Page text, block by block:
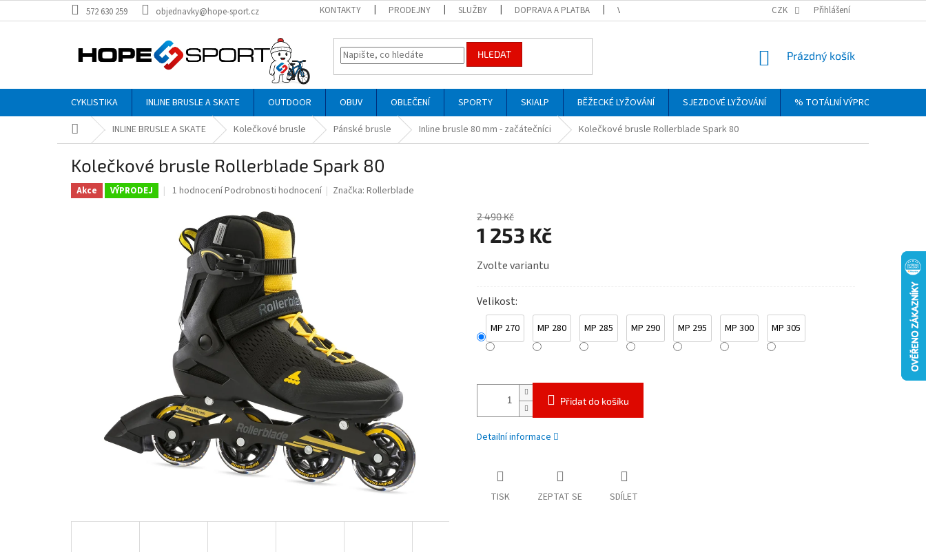
na
572 630 259 objednavky@hope-sport.cz KONTAKTY PRODEJNY SLUŽBY DOPRAVA A PLATBA VRÁCENÍ, VÝMĚNA A REKLAMACE ZBOŽÍ OBCHODNÍ PODMÍNKY
CZK Přihlášení
HLEDAT
NÁKUPNÍ
Prázdný košík
CYKLISTIKA INLINE BRUSLE A SKATE OUTDOOR OBUV OBLEČENÍ SPORTY SKIALP BĚŽECKÉ LYŽOVÁNÍ SJEZDOVÉ LYŽOVÁNÍ % TOTÁLNÍ VÝPRODEJ
Domů INLINE BRUSLE A SKATE Kolečkové brusle Pánské brusle Inline brusle 80 mm - začátečníci Kolečkové brusle Rollerblade Spark 80
Kolečkové brusle Rollerblade Spark 80
Akce VÝPRODEJ
Průměrné
5,0
hvězdiček.
1 hodnoceníPodrobnosti hodnocení Značka:Rollerblade
2 490 Kč
1 253 Kč
cena:
Zvolte variantu
Velikost
MP 270 MP 280 MP 285 MP 290 MP 295 MP 300 MP 305
Přidat do košíku
Detailní informace
TISK ZEPTAT SE SDÍLET